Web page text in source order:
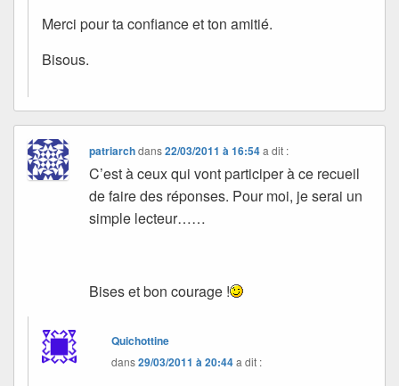
Merci pour ta confiance et ton amitié.
Bisous.
patriarchdans22/03/2011 à 16:54 a dit :
C’est à ceux qui vont participer à ce recueil
de faire des réponses. Pour moi, je serai un
simple lecteur……
Bises et bon courage !
Quichottine
dans29/03/2011 à 20:44a dit :